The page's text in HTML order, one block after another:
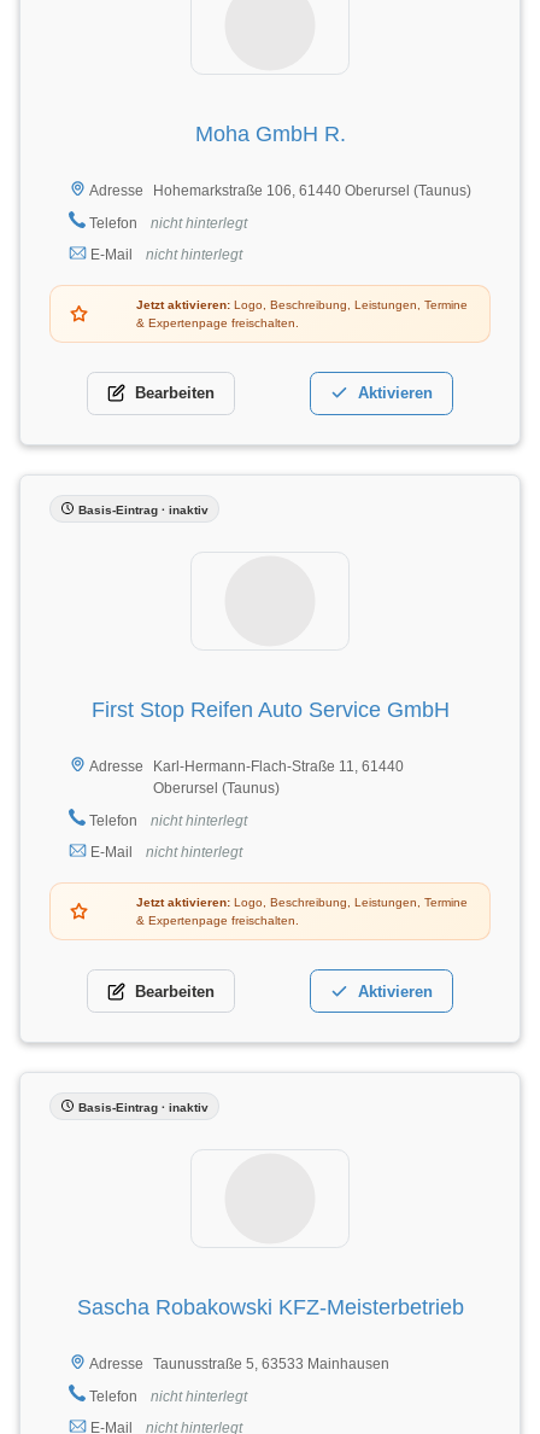
Moha GmbH R.
Adresse
Hohemarkstraße 106, 61440 Oberursel (Taunus)
Telefon
nicht hinterlegt
E-Mail
nicht hinterlegt
Jetzt aktivieren: Logo, Beschreibung, Leistungen, Termine
& Expertenpage freischalten.
Bearbeiten Aktivieren
Basis-Eintrag · inaktiv
First Stop Reifen Auto Service GmbH
Adresse
Karl-Hermann-Flach-Straße 11, 61440
Oberursel (Taunus)
Telefon
nicht hinterlegt
E-Mail
nicht hinterlegt
Jetzt aktivieren: Logo, Beschreibung, Leistungen, Termine
& Expertenpage freischalten.
Bearbeiten Aktivieren
Basis-Eintrag · inaktiv
Sascha Robakowski KFZ-Meisterbetrieb
Adresse
Taunusstraße 5, 63533 Mainhausen
Telefon
nicht hinterlegt
E-Mail
nicht hinterlegt